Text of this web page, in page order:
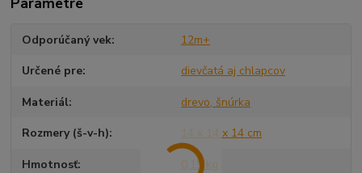
Odporúčaný vek 12m+
Určené pre dievčatá aj chlapcov
Materiál drevo, šnúrka
Rozmery (š-v-h) 14 x 14 x 14 cm
Hmotnosť 0,19 kg